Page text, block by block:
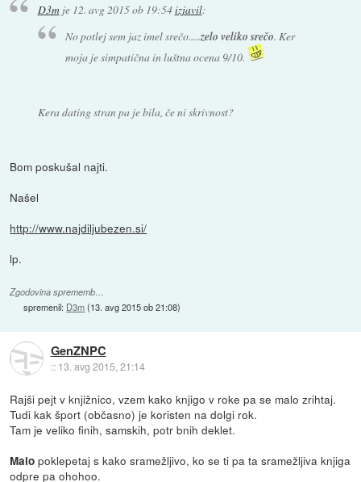
D3mje 12. avg 2015 ob 19:54izjavil:
No potlej sem jaz imel srečo.....zelo veliko srečo. Ker
moja je simpatična in luštna ocena 9/10.
Kera dating stran pa je bila, če ni skrivnost?
Bom poskušal najti.
Našel
http://www.najdiljubezen.si/
lp.
Zgodovina sprememb…
spremenil: D3m(13. avg 2015 ob 21:08)
GenZNPC
:: 13. avg 2015, 21:14
Rajši pejt v knjižnico, vzem kako knjigo v roke pa se malo zrihtaj.
Tudi kak šport (občasno) je koristen na dolgi rok.
Tam je veliko finih, samskih, potr bnih deklet.
Malo poklepetaj s kako sramežljivo, ko se ti pa ta sramežljiva knjiga
odpre pa ohohoo.